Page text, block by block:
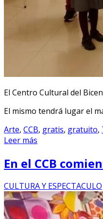
El Centro Cultural del
El mismo tendrá lugar el
Arte, CCB, gratis, gratuito,
Leer más
En el CCB
CULTURA Y ESPECTACULO